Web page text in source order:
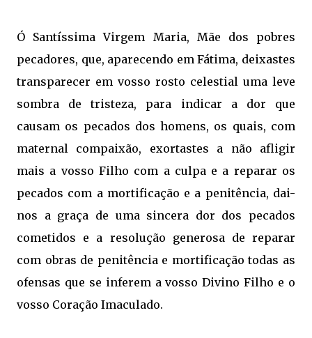
Ó Santíssima Virgem Maria, Mãe dos pobres
pecadores, que, aparecendo em Fátima, deixastes
transparecer em vosso rosto celestial uma leve
sombra de tristeza, para indicar a dor que
causam os pecados dos homens, os quais, com
maternal compaixão, exortastes a não afligir
mais a vosso Filho com a culpa e a reparar os
pecados com a mortificação e a penitência, dai-
nos a graça de uma sincera dor dos pecados
cometidos e a resolução generosa de reparar
com obras de penitência e mortificação todas as
ofensas que se inferem a vosso Divino Filho e o
vosso Coração Imaculado.